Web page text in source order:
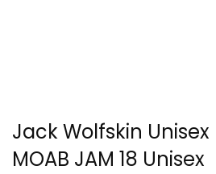
Jack Wolfskin
MOAB JAM 18 Unisex